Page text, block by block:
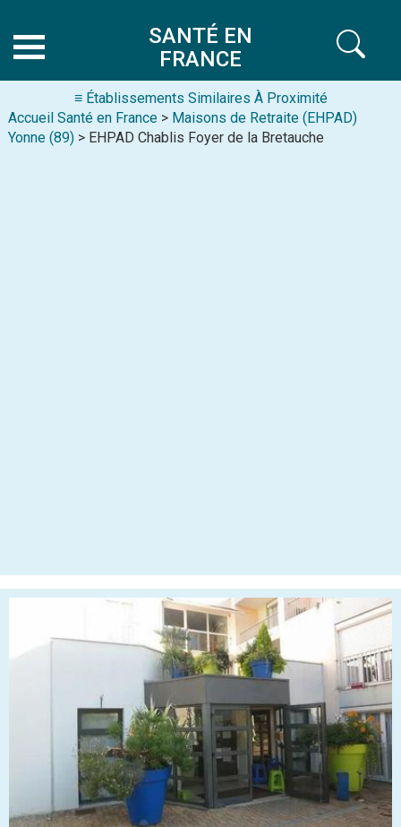
SANTÉ EN
FRANCE
≡ Établissements Similaires À Proximité
Accueil Santé en France > Maisons de Retraite (EHPAD)
Yonne (89) > EHPAD Chablis Foyer de la Bretauche